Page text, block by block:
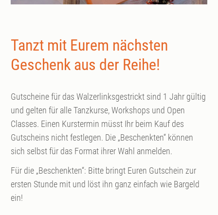
Tanzt mit Eurem nächsten
Geschenk aus der Reihe!
Gutscheine für das Walzerlinksgestrickt sind 1 Jahr gültig
und gelten für alle Tanzkurse, Workshops und Open
Classes. Einen Kurstermin müsst Ihr beim Kauf des
Gutscheins nicht festlegen. Die „Beschenkten“ können
sich selbst für das Format ihrer Wahl anmelden.
Für die „Beschenkten“: Bitte bringt Euren Gutschein zur
ersten Stunde mit und löst ihn ganz einfach wie Bargeld
ein!